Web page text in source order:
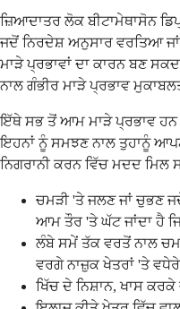
ਜ਼ਿਆਦਾਤਰ ਲੋਕ ਬੀਟਾਮੇਥਾਸੋਨ
ਜਦੋਂ ਨਿਰਦੇਸ਼ ਅਨੁਸਾਰ ਵਰਤਿਆ
ਮਾੜੇ ਪ੍ਰਭਾਵਾਂ ਦਾ ਕਾਰਨ ਬਣ
ਨਾਲ ਗੰਭੀਰ ਮਾੜੇ ਪ੍ਰਭਾਵ
ਇੱਥੇ ਸਭ ਤੋਂ ਆਮ ਮਾੜੇ ਪ੍ਰਭਾਵ ਹਨ
ਇਹਨਾਂ ਨੂੰ ਸਮਝਣ ਨਾਲ ਤੁਹਾਨੂੰ
ਨਿਗਰਾਨੀ ਕਰਨ ਵਿੱਚ ਮਦਦ ਮਿਲ
ਚਮੜੀ 'ਤੇ ਜਲਣ ਜਾਂ ਚੁਭਣ
ਆਮ ਤੌਰ 'ਤੇ ਘੱਟ ਜਾਂਦਾ ਹੈ
ਲੰਬੇ ਸਮੇਂ ਤੱਕ ਵਰਤੋਂ ਨਾਲ
ਵਰਗੇ ਨਾਜ਼ੁਕ ਖੇਤਰਾਂ 'ਤੇ ਵਧੇਰੇ
ਖਿੱਚ ਦੇ ਨਿਸ਼ਾਨ, ਖਾਸ